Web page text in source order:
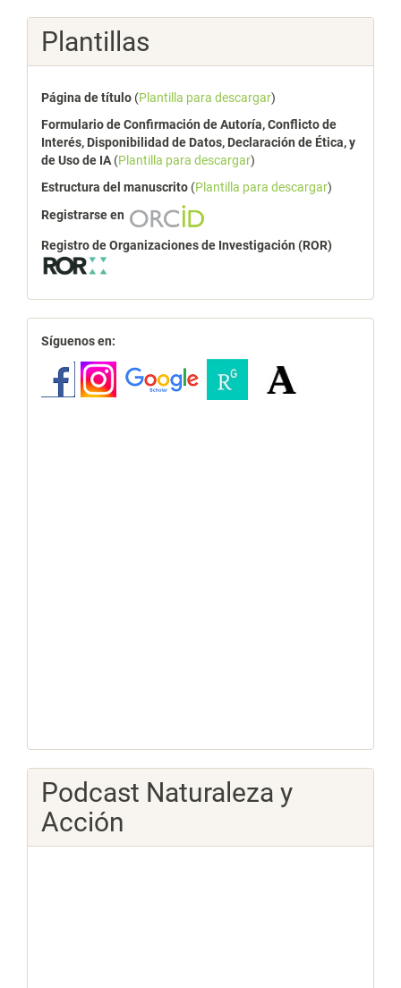
Plantillas
Página de título (Plantilla para descargar)
Formulario de Confirmación de Autoría, Conflicto de
Interés, Disponibilidad de Datos, Declaración de Ética, y
de Uso de IA(Plantilla para descargar)
Estructura del manuscrito (Plantilla para descargar)
Registrarse en
Registro de Organizaciones de Investigación (ROR)
redes
Síguenos en:
Podcast Naturaleza y
Acción